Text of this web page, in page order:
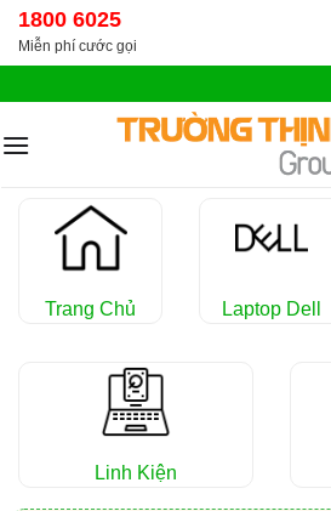
Chuyển
đến
dung
1800 6025
Miễn phí cước gọi
Trang Chủ Laptop Dell
Linh Kiện